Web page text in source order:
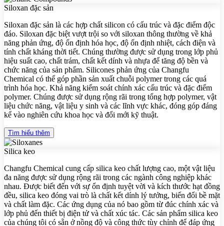
Siloxan đặc sản
Siloxan đặc sản là các hợp chất silicon có cấu trúc và đặc điểm độc
đáo. Siloxan đặc biệt vượt trội so với siloxan thông thường về khả
năng phản ứng, độ ổn định hóa học, độ ổn định nhiệt, cách điện và
tính chất kháng thời tiết. Chúng thường được sử dụng trong lớp phủ
hiệu suất cao, chất trám, chất kết dính và nhựa để tăng độ bền và
chức năng của sản phẩm. Silicones phản ứng của Changfu
Chemical có thể góp phần sản xuất chuỗi polymer trong các quá
trình hóa học. Khả năng kiểm soát chính xác cấu trúc và đặc điểm
polymer. Chúng được sử dụng rộng rãi trong tổng hợp polymer, vật
liệu chức năng, vật liệu y sinh và các lĩnh vực khác, đóng góp đáng
kể vào nghiên cứu khoa học và đổi mới kỹ thuật.
Tìm hiểu thêm
Silica keo
Changfu Chemical cung cấp silica keo chất lượng cao, một vật liệu
đa năng được sử dụng rộng rãi trong các ngành công nghiệp khác
nhau. Được biết đến với sự ổn định tuyệt vời và kích thước hạt đồng
đều, silica keo đóng vai trò là chất kết dính lý tưởng, biến đổi bề mặt
và chất làm đặc. Các ứng dụng của nó bao gồm từ đúc chính xác và
lớp phủ đến thiết bị điện tử và chất xúc tác. Các sản phẩm silica keo
của chúng tôi có sẵn ở nồng độ và công thức tùy chỉnh để đáp ứng